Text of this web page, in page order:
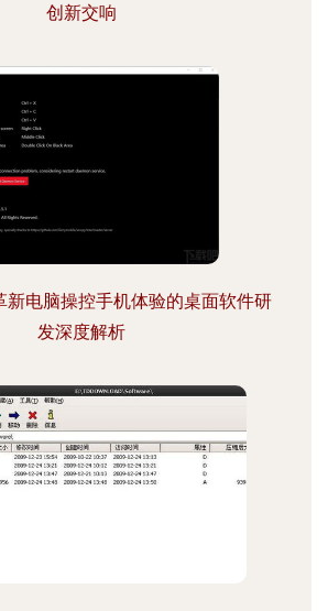
创新交响
新电脑操控手机体验的桌面软件研
发深度解析